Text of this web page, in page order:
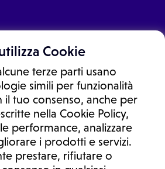
Cookie
terze parti usano
simili per funzionalità
il tuo consenso, anche per
nella Cookie Policy,
performance, analizzare
i prodotti e servizi.
prestare, rifiutare o
questo sito non sono un consulto medico.
sostituiscono un consulto, una
dal medico. Non si devono considerare
come suggerimenti per la formulazione di
di un trattamento o l'assunzione o
senza prima consultare un medico di
generale o uno specialista.